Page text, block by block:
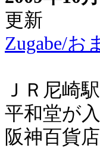
更新
Zugabe/お
ＪＲ尼崎
平和堂が
阪神百貨